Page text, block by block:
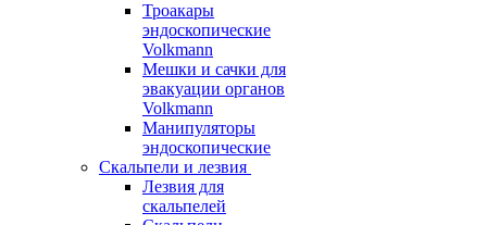
Троакары
эндоскопические
Volkmann
Мешки и сачки для
эвакуации органов
Volkmann
Манипуляторы
эндоскопические
Скальпели и лезвия
Лезвия для
скальпелей